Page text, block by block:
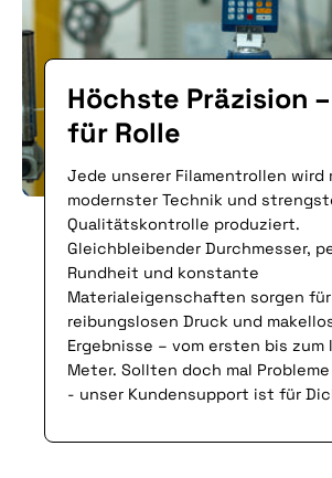
Höchste Präzision
für Rolle
Jede unserer Filamentrollen wird
modernster Technik und
Qualitätskontrolle produziert.
Gleichbleibender Durchmesser,
Rundheit und konstante
Materialeigenschaften sorgen für
reibungslosen Druck und
Ergebnisse – vom ersten bis
Meter. Sollten doch mal
- unser Kundensupport ist für